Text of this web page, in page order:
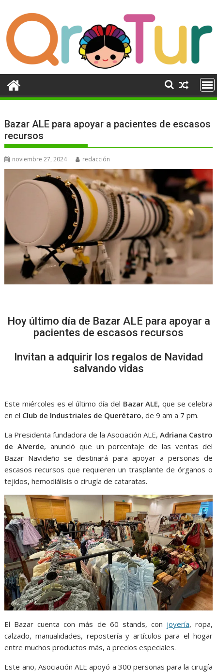
contenido
Bazar ALE para apoyar a pacientes de escasos
recursos
noviembre 27, 2024 redacción
Hoy último día de Bazar ALE para apoyar a
pacientes de escasos recursos
Invitan a adquirir los regalos de Navidad
salvando vidas
Este miércoles es el último día del Bazar ALE, que se celebra
en el Club de Industriales de Querétaro, de 9 am a 7 pm.
La Presidenta fundadora de la Asociación ALE, Adriana Castro
de Alverde, anunció que un porcentaje de las ventas del
Bazar Navideño se destinará para apoyar a personas de
escasos recursos que requieren un trasplante de órganos o
tejidos, hemodiálisis o cirugía de cataratas.
El Bazar cuenta con más de 60 stands, con joyería, ropa,
calzado, manualidades, repostería y artículos para el hogar
entre muchos productos más, a precios especiales.
Este año, Asociación ALE apoyó a 300 personas para la cirugía